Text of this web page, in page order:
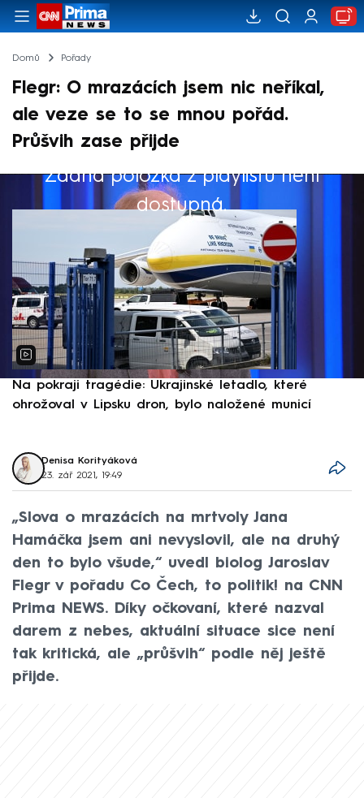
Domů Pořady
Flegr: O mrazácích jsem nic neříkal,
ale veze se to se mnou pořád.
Průšvih zase přijde
Žádná položka z playlistu není
dostupná.
Výběr redakce
Na pokraji tragédie: Ukrajinské letadlo, které
ohrožoval v Lipsku dron, bylo naložené municí
Denisa Korityáková
23. zář 2021, 19:49
„Slova o mrazácích na mrtvoly Jana
Hamáčka jsem ani nevyslovil, ale na druhý
den to bylo všude,“ uvedl biolog Jaroslav
Flegr v pořadu Co Čech, to politik! na CNN
Prima NEWS. Díky očkovaní, které nazval
darem z nebes, aktuální situace sice není
tak kritická, ale „průšvih“ podle něj ještě
přijde.